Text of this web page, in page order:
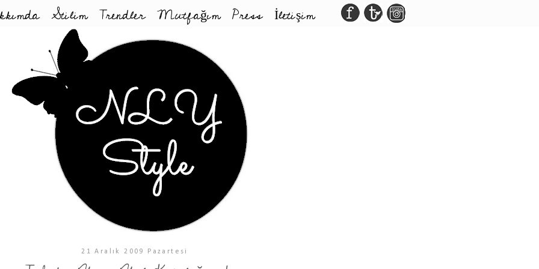
Stilim Trendler Mutfağım Press İletişim
21 Aralık 2009 Pazartesi